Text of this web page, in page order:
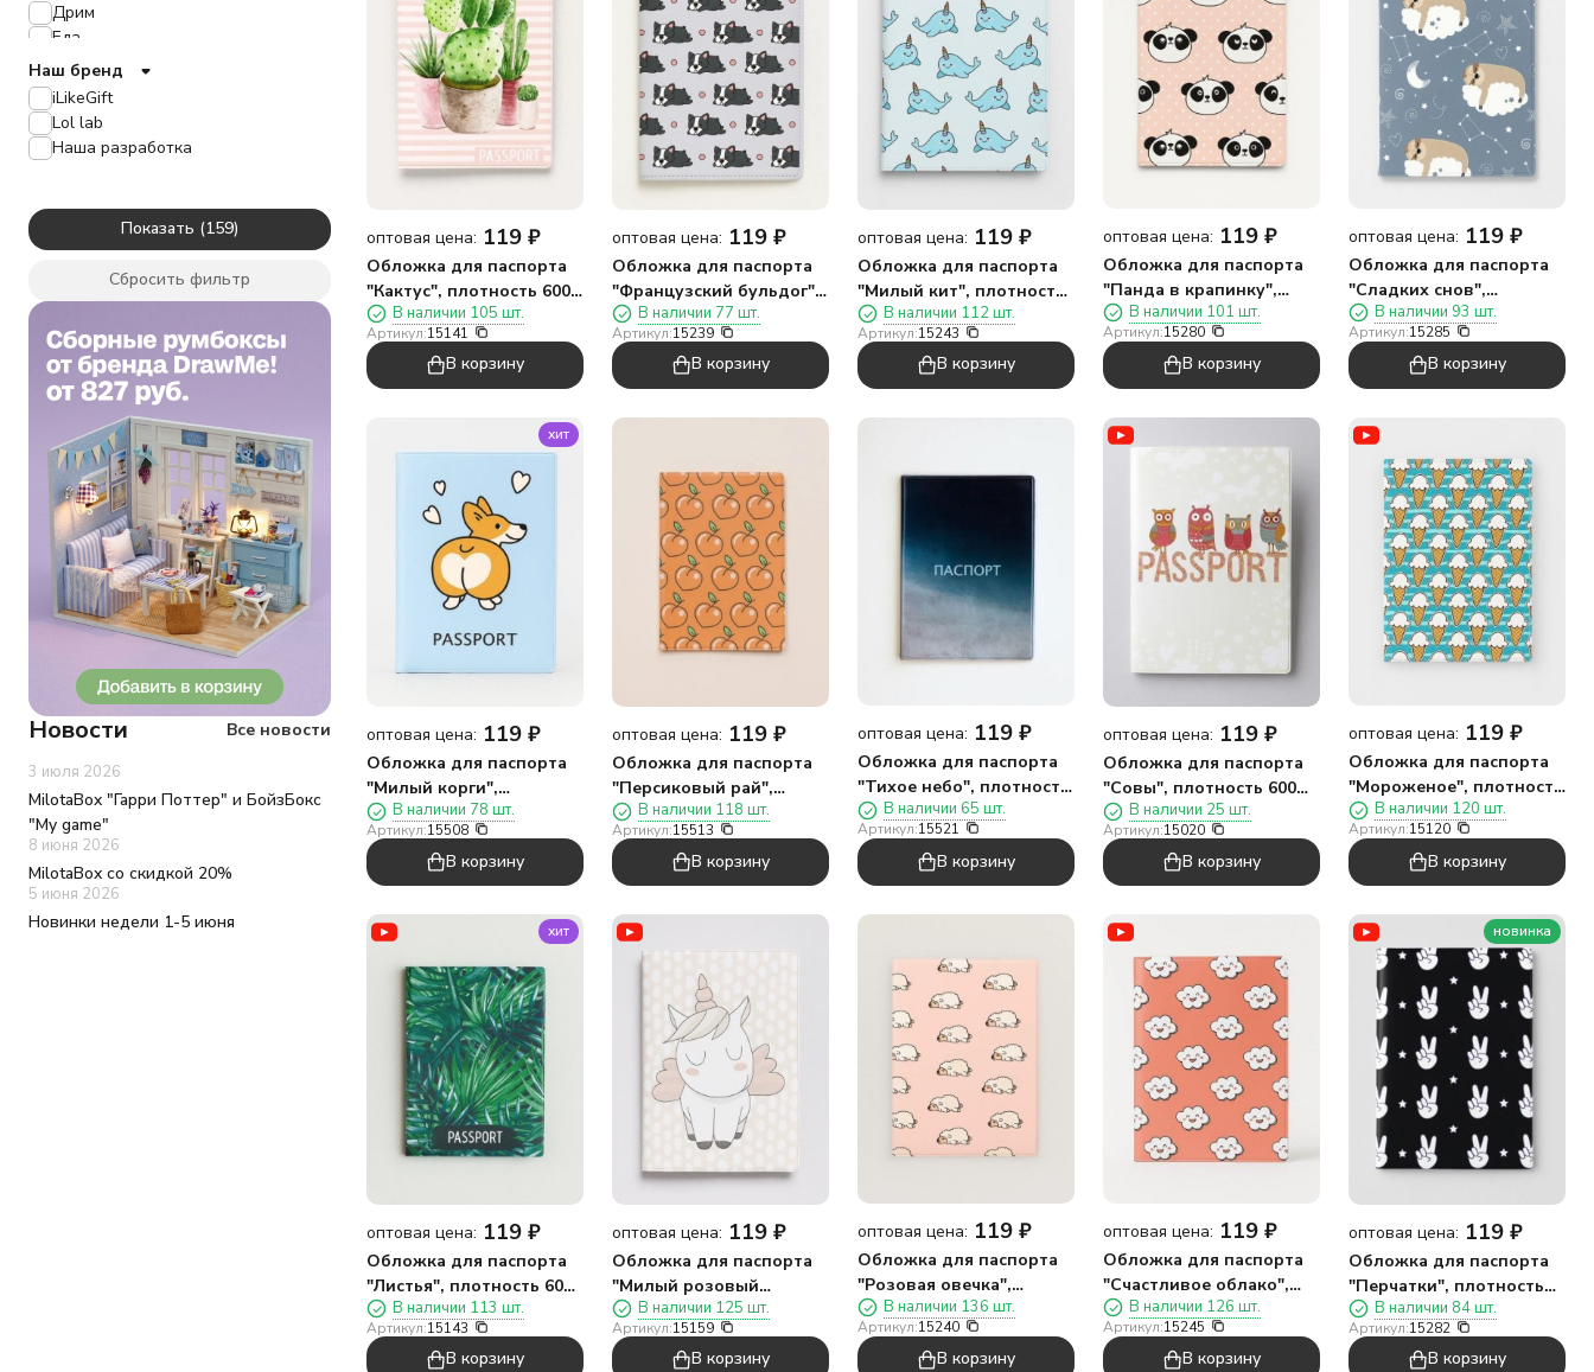
оптовая цена: 119 ₽
Обложка для паспорта
"Кактус", плотность 600
мкмВ наличии 105 шт.
Артикул:15141
В корзину
оптовая цена: 119 ₽
Обложка для паспорта
"Французский бульдог",
плотность 600 мкм
В наличии 77 шт.
Артикул:15239
В корзину
оптовая цена: 119 ₽
Обложка для паспорта
"Милый кит", плотность
600 мкм
В наличии 112 шт.
Артикул:15243
В корзину
оптовая цена: 119 ₽
Обложка для паспорта
"Панда в крапинку",
плотность 600 мкм
В наличии 101 шт.
Артикул:15280
В корзину
оптовая цена: 119 ₽
Обложка для паспорта
"Сладких снов",
плотность 600 мкм
В наличии 93 шт.
Артикул:15285
В корзину
хит
оптовая цена: 119 ₽
Обложка для паспорта
"Милый корги",
плотность 600 мкм
В наличии 78 шт.
Артикул:15508
В корзину
оптовая цена: 119 ₽
Обложка для паспорта
"Персиковый рай",
плотность 600 мкм
В наличии 118 шт.
Артикул:15513
В корзину
оптовая цена: 119 ₽
Обложка для паспорта
"Тихое небо", плотность
600 мкм
В наличии 65 шт.
Артикул:15521
В корзину
оптовая цена: 119 ₽
Обложка для паспорта
"Совы", плотность 600
мкмВ наличии 25 шт.
Артикул:15020
В корзину
оптовая цена: 119 ₽
Обложка для паспорта
"Мороженое", плотность
600 мкм
В наличии 120 шт.
Артикул:15120
В корзину
хит
оптовая цена: 119 ₽
Обложка для паспорта
"Листья", плотность 600
мкмВ наличии 113 шт.
Артикул:15143
В корзину
оптовая цена: 119 ₽
Обложка для паспорта
"Милый розовый
единорог", плотность
600 мкм
В наличии 125 шт.
Артикул:15159
В корзину
оптовая цена: 119 ₽
Обложка для паспорта
"Розовая овечка",
плотность 600 мкм
В наличии 136 шт.
Артикул:15240
В корзину
оптовая цена: 119 ₽
Обложка для паспорта
"Счастливое облако",
плотность 600 мкм
В наличии 126 шт.
Артикул:15245
В корзину
новинка
оптовая цена: 119 ₽
Обложка для паспорта
"Перчатки", плотность
600 мкм
В наличии 84 шт.
Артикул:15282
В корзину
Дрим
Еда
Единорог
Животные
Зайчик
Звёзды
Кактус
Космос
Ленивец
Лиса
Любовь
Мишка
Овечка
Панда
Приколы
Путешествие
Пчёлка
Растения
Русалка
Сладости
Собака
Утка
Фламинго
Фрукты
Цветы
птицы
Наш бренд
iLikeGift
Lol lab
Наша разработка
Показать
Сбросить фильтр
Новости Все новости
3 июля 2026
MilotaBox "Гарри Поттер" и БойзБокс
"My game"
8 июня 2026
MilotaBox со скидкой 20%
5 июня 2026
Новинки недели 1-5 июня